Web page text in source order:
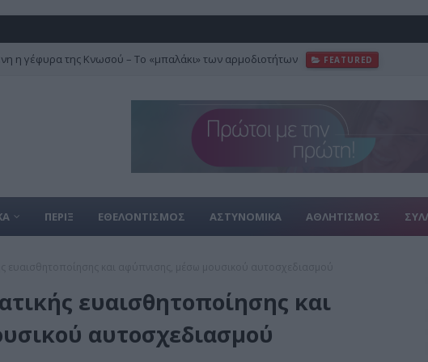
η γέφυρα της Κνωσού – Το «μπαλάκι» των αρμοδιοτήτων FEATURED
ΠΕΡΙΞ ΕΘΕΛΟΝΤΙΣΜΟΣ ΑΣΤΥΝΟΜΙΚΑ ΑΘΛΗΤΙΣΜΟΣ
ευαισθητοποίησης και
αυτοσχεδιασμού